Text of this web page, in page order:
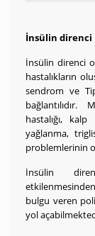
İnsülin direnci
İnsülin direnci
hastalıkların
sendrom ve
hastalığı,
yağlanma,
problemlerinin
İnsülin
bulgu veren
yol